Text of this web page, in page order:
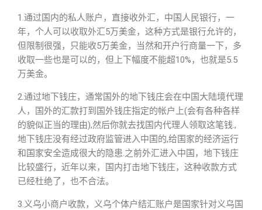
1.通过国内的私人账户，直接收外汇，中国人民银行，一
年，个人可以收取外汇5万美金，这种方式是银行允许的，
但限制很强，只能收5万美金，当然和开户行商量一下，多
收取一些也是可以的，但上下幅度不能超10%，也就是5.5
万美金。
2.通过地下钱庄，通常国外的地下钱庄会在中国大陆境代理
人，国外的汇款打到国外钱庄指定的帐户上(会有各种各样
的貌似正当的理由),然后你就去找国内代理人领取这笔钱.,
地下钱庄没有经过政府监管进入中国的,给国家的经济运行
和国家安全造成很大的隐患.之前外汇进入中国，地下钱庄
比较盛行，近年以来，国内打击地下钱庄，这种收款方式
已经杜绝了，也不合法。
3.义乌小商户收款，义乌个体户结汇账户是国家针对义乌国